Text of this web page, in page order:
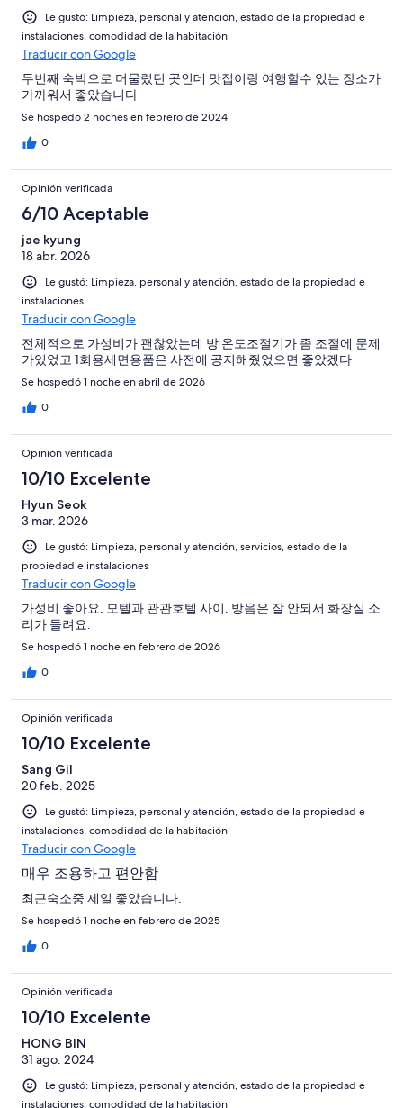
Le gustó: Limpieza, personal y atención, estado de la propiedad e
instalaciones, comodidad de la habitación
Traducir con Google
두번째 숙박으로 머물렀던 곳인데 맛집이랑 여행할수 있는 장소가
가까워서 좋았습니다
Se hospedó 2 noches en febrero de 2024
0
Opinión verificada
6/10 Aceptable
jae kyung
18 abr. 2026
Le gustó: Limpieza, personal y atención, estado de la propiedad e
instalaciones
Traducir con Google
전체적으로 가성비가 괜찮았는데 방 온도조절기가 좀 조절에 문제
가있었고 1회용세면용품은 사전에 공지해줬었으면 좋았겠다
Se hospedó 1 noche en abril de 2026
0
Opinión verificada
10/10 Excelente
Hyun Seok
3 mar. 2026
Le gustó: Limpieza, personal y atención, servicios, estado de la
propiedad e instalaciones
Traducir con Google
가성비 좋아요. 모텔과 관관호텔 사이. 방음은 잘 안되서 화장실 소
리가 들려요.
Se hospedó 1 noche en febrero de 2026
0
Opinión verificada
10/10 Excelente
Sang Gil
20 feb. 2025
Le gustó: Limpieza, personal y atención, estado de la propiedad e
instalaciones, comodidad de la habitación
Traducir con Google
매우 조용하고 편안함
최근숙소중 제일 좋았습니다.
Se hospedó 1 noche en febrero de 2025
0
Opinión verificada
10/10 Excelente
HONG BIN
31 ago. 2024
Le gustó: Limpieza, personal y atención, estado de la propiedad e
instalaciones, comodidad de la habitación